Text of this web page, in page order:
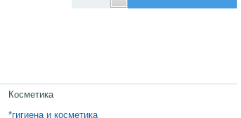
Косметика
*гигиена и косметика